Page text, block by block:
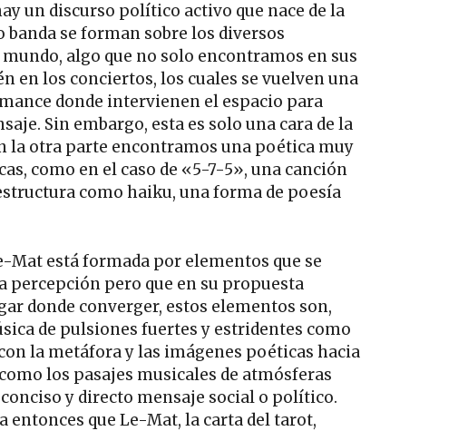
un discurso político activo que nace de la
se forman sobre los diversos
algo que no solo encontramos en sus
en los conciertos, los cuales se vuelven una
donde intervienen el espacio para
Sin embargo, esta es solo una cara de la
la otra parte encontramos una poética muy
como en el caso de «5-7-5», una canción
como haiku, una forma de poesía
Mat está formada por elementos que se
percepción pero que en su propuesta
donde converger, estos elementos son,
de pulsiones fuertes y estridentes como
la metáfora y las imágenes poéticas hacia
los pasajes musicales de atmósferas
y directo mensaje social o político.
entonces que Le-Mat, la carta del tarot,